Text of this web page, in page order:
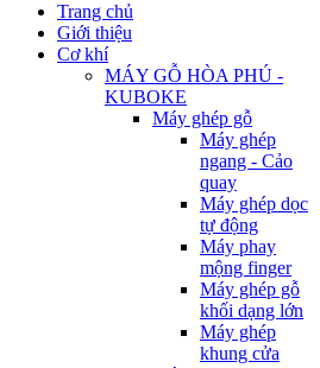
Trang chủ
Giới thiệu
Cơ khí
MÁY GỖ HÒA PHÚ -
KUBOKE
Máy ghép gỗ
Máy ghép
ngang - Cảo
quay
Máy ghép dọc
tự động
Máy phay
mộng finger
Máy ghép gỗ
khối dạng lớn
Máy ghép
khung cửa